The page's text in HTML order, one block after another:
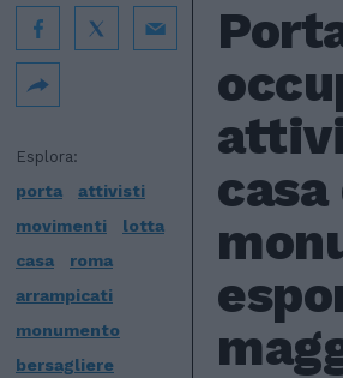
Esplora:
porta
attivisti
movimenti
lotta
casa
roma
arrampicati
monumento
bersagliere